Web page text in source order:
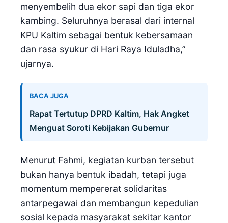
menyembelih dua ekor sapi dan tiga ekor
kambing. Seluruhnya berasal dari internal
KPU Kaltim sebagai bentuk kebersamaan
dan rasa syukur di Hari Raya Iduladha,”
ujarnya.
BACA JUGA
Rapat Tertutup DPRD Kaltim, Hak Angket
Menguat Soroti Kebijakan Gubernur
Menurut Fahmi, kegiatan kurban tersebut
bukan hanya bentuk ibadah, tetapi juga
momentum mempererat solidaritas
antarpegawai dan membangun kepedulian
sosial kepada masyarakat sekitar kantor